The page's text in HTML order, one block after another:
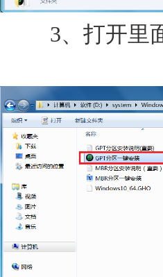
3、打开里面